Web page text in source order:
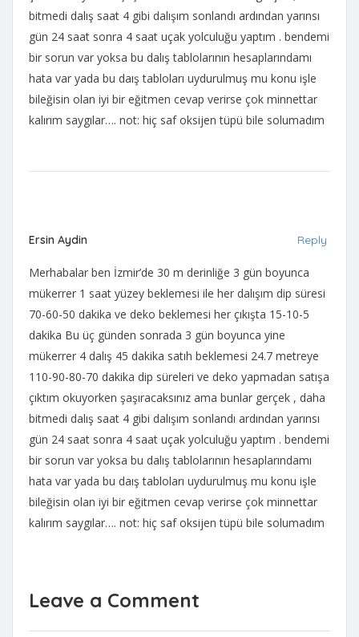
bitmedi dalış saat 4 gibi dalışım sonlandı ardından yarınsı
gün 24 saat sonra 4 saat uçak yolculuğu yaptım . bendemi
bir sorun var yoksa bu dalış tablolarının hesaplarındamı
hata var yada bu daış tabloları uydurulmuş mu konu işle
bileğisin olan iyi bir eğitmen cevap verirse çok minnettar
kalırım saygılar…. not: hiç saf oksijen tüpü bile solumadım
Ersin Aydin Reply
Merhabalar ben İzmir’de 30 m derinliğe 3 gün boyunca
mükerrer 1 saat yüzey beklemesi ile her dalışım dip süresi
70-60-50 dakika ve deko beklemesi her çıkışta 15-10-5
dakika Bu üç günden sonrada 3 gün boyunca yine
mükerrer 4 dalış 45 dakika satıh beklemesi 24.7 metreye
110-90-80-70 dakika dip süreleri ve deko yapmadan satışa
çıktım okuyorken şaşıracaksınız ama bunlar gerçek , daha
bitmedi dalış saat 4 gibi dalışım sonlandı ardından yarınsı
gün 24 saat sonra 4 saat uçak yolculuğu yaptım . bendemi
bir sorun var yoksa bu dalış tablolarının hesaplarındamı
hata var yada bu daış tabloları uydurulmuş mu konu işle
bileğisin olan iyi bir eğitmen cevap verirse çok minnettar
kalırım saygılar…. not: hiç saf oksijen tüpü bile solumadım
Leave a Comment